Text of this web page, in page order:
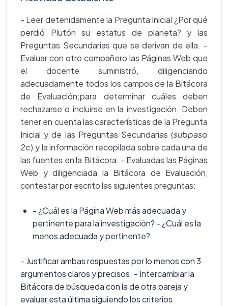
- Leer detenidamente la Pregunta Inicial ¿Por qué
perdió Plutón su estatus de planeta? y las
Preguntas Secundarias que se derivan de ella. -
Evaluar con otro compañero las Páginas Web que
el docente suministró, diligenciando
adecuadamente todos los campos de la Bitácora
de Evaluación;para determinar cuáles deben
rechazarse o incluirse en la investigación. Deben
tener en cuenta las características de la Pregunta
Inicial y de las Preguntas Secundarias (subpaso
2c) y la información recopilada sobre cada una de
las fuentes en la Bitácora. - Evaluadas las Páginas
Web y diligenciada la Bitácora de Evaluación,
contestar por escrito las siguientes preguntas:
- ¿Cuál es la Página Web más adecuada y
pertinente para la investigación? - ¿Cuál es la
menos adecuada y pertinente?
- Justificar ambas respuestas por lo menos con 3
argumentos claros y precisos. - Intercambiar la
Bitácora de búsqueda con la de otra pareja y
evaluar esta última siguiendo los criterios